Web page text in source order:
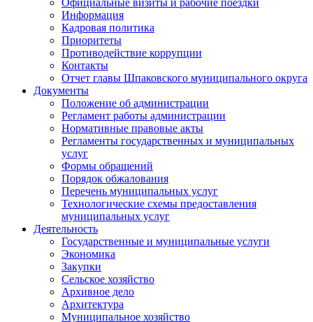
Официальные визиты и рабочие поездки
Информация
Кадровая политика
Приоритеты
Противодействие коррупции
Контакты
Отчет главы Шпаковского муниципального округа
Документы
Положение об администрации
Регламент работы администрации
Нормативные правовые акты
Регламенты государственных и муниципальных
услуг
Формы обращений
Порядок обжалования
Перечень муниципальных услуг
Технологические схемы предоставления
муниципальных услуг
Деятельность
Государственные и муниципальные услуги
Экономика
Закупки
Сельское хозяйство
Архивное дело
Архитектура
Муниципальное хозяйство